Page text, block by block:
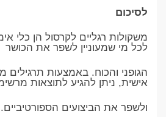
לסיכום
משקולות רגליים לקרסול הן כלי
לכל מי שמעוניין לשפר את הכושר
הגופני והכוח. באמצעות תרגילים
אישית, ניתן להגיע לתוצאות
ולשפר את הביצועים הספורטיביים.